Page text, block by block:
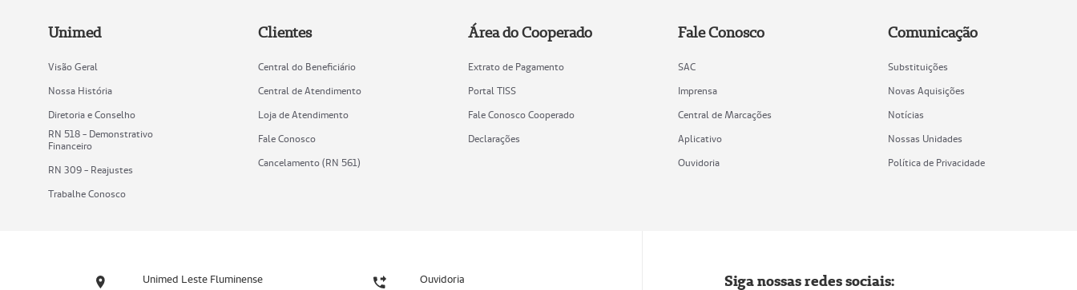
Unimed
Visão Geral
Nossa História
Diretoria e Conselho
RN 518 - Demonstrativo
Financeiro
RN 309 - Reajustes
Trabalhe Conosco
Clientes
Central do Beneficiário
Central de Atendimento
Loja de Atendimento
Fale Conosco
Cancelamento (RN 561)
Área do Cooperado
Extrato de Pagamento
Portal TISS
Fale Conosco Cooperado
Declarações
Fale Conosco
SAC
Imprensa
Central de Marcações
Aplicativo
Ouvidoria
Comunicação
Substituições
Novas Aquisições
Notícias
Nossas Unidades
Política de Privacidade
Unimed Leste Fluminense Ouvidoria Siga nossas redes sociais: